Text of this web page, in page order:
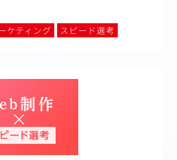
ケティング スピード選考